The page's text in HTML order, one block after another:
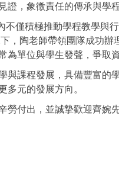
，象徵責任的傳承與學
不僅積極推動學程教學與
，陶老師帶領團隊成功辦
為單位與學生發聲，爭取
與課程發展，具備豐富的
多元的發展方向。
付出，並誠摯歡迎齊婉